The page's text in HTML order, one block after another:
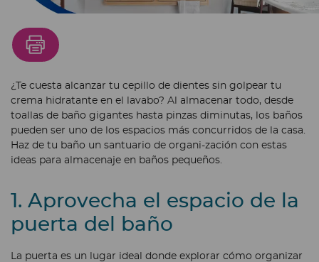
¿Te cuesta alcanzar tu cepillo de dientes sin golpear tu
crema hidratante en el lavabo? Al almacenar todo, desde
toallas de baño gigantes hasta pinzas diminutas, los baños
pueden ser uno de los espacios más concurridos de la casa.
Haz de tu baño un santuario de organi-zación con estas
ideas para almacenaje en baños pequeños.
1. Aprovecha el espacio de la
puerta del baño
La puerta es un lugar ideal donde explorar cómo organizar